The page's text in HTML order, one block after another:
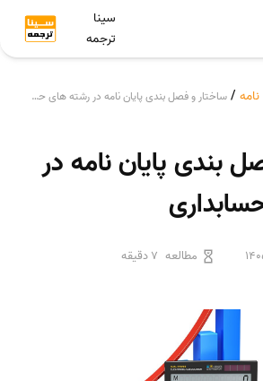
سینا
ترجمه
/ ساختار و فصل بندی پایان نامه در رشته های حسابداری
بندی پایان نامه در
مطالعه 7 دقیقه